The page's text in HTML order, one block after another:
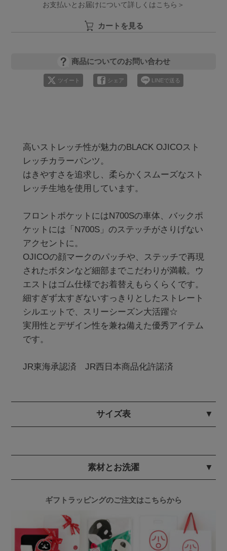
お支払いとお届けについて詳しくはこちら＞
カートを見る
商品についてのお問い合わせ
ツイート シェア LINEで送る
高いストレッチ性が魅力のBLACK OJICOスト
レッチカラーパンツ。
はきやすさを追求し、柔らかくスムーズなスト
レッチ生地を使用しています。
フロントポケットにはN700Sの車体、バックポ
ケットには「N700S」のステッチがさりげない
アクセントに。
OJICOの顔マークのパッチや、ステッチで再現
されたボタンなど細部までこだわりが満載。ウ
エストはゴム仕様でお着替えもらくらくです。
細すぎず太すぎないすっきりとしたストレート
シルエットで、スリーシーズン大活躍☆
実用性とデザイン性を兼ね備えた優秀アイテム
です。
JR東海承認済　JR西日本商品化許諾済
サイズ表
素材とお洗濯
ギフトラッピングのご注文はこちらから